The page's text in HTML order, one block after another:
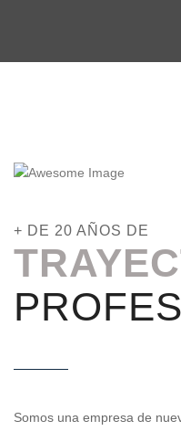
+ DE 20 AÑOS DE
Somos una empresa de